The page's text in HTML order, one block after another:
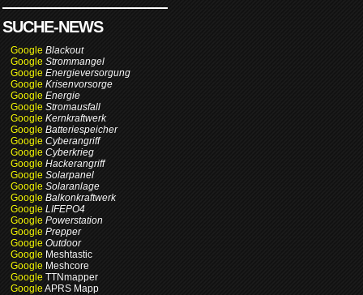
SUCHE-NEWS
Google Blackout
Google Strommangel
Google Energieversorgung
Google Krisenvorsorge
Google Energie
Google Stromausfall
Google Kernkraftwerk
Google Batteriespeicher
Google Cyberangriff
Google Cyberkrieg
Google Hackerangriff
Google Solarpanel
Google Solaranlage
Google Balkonkraftwerk
Google LIFEPO4
Google Powerstation
Google Prepper
Google Outdoor
Google Meshtastic
Google Meshcore
Google TTNmapper
Google APRS Mapp